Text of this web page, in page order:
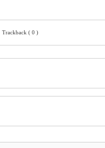
Trackback ( 0 )